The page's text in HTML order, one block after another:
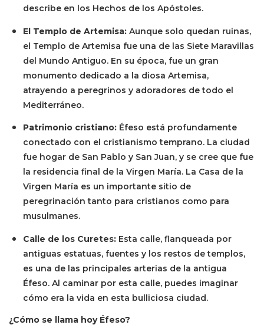
describe en los Hechos de los Apóstoles.
El Templo de Artemisa: Aunque solo quedan ruinas,
el Templo de Artemisa fue una de las Siete Maravillas
del Mundo Antiguo. En su época, fue un gran
monumento dedicado a la diosa Artemisa,
atrayendo a peregrinos y adoradores de todo el
Mediterráneo.
Patrimonio cristiano: Éfeso está profundamente
conectado con el cristianismo temprano. La ciudad
fue hogar de San Pablo y San Juan, y se cree que fue
la residencia final de la Virgen María. La Casa de la
Virgen María es un importante sitio de
peregrinación tanto para cristianos como para
musulmanes.
Calle de los Curetes: Esta calle, flanqueada por
antiguas estatuas, fuentes y los restos de templos,
es una de las principales arterias de la antigua
Éfeso. Al caminar por esta calle, puedes imaginar
cómo era la vida en esta bulliciosa ciudad.
¿Cómo se llama hoy Éfeso?